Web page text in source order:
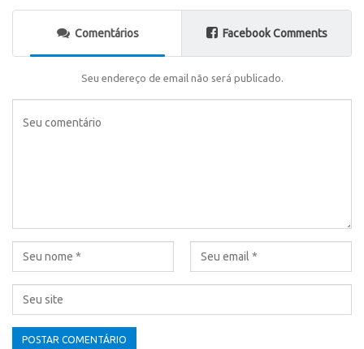
Comentários Facebook Comments
Seu endereço de email não será publicado.